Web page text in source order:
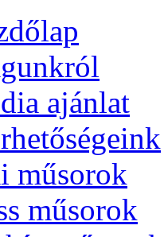
ajánlat
műsorok
műsorok